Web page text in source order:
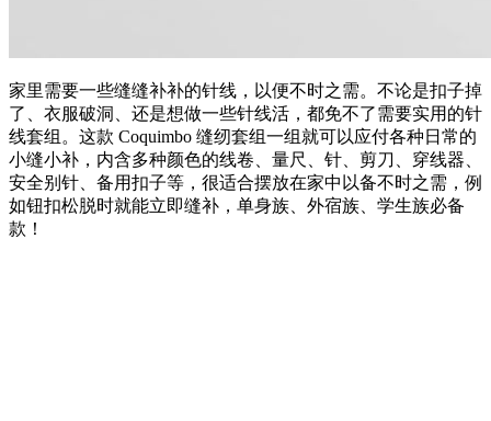
家里需要一些缝缝补补的针线，以便不时之需。不论是扣子掉
了、衣服破洞、还是想做一些针线活，都免不了需要实用的针
线套组。这款 Coquimbo 缝纫套组一组就可以应付各种日常的
小缝小补，内含多种颜色的线卷、量尺、针、剪刀、穿线器、
安全别针、备用扣子等，很适合摆放在家中以备不时之需，例
如钮扣松脱时就能立即缝补，单身族、外宿族、学生族必备
款！